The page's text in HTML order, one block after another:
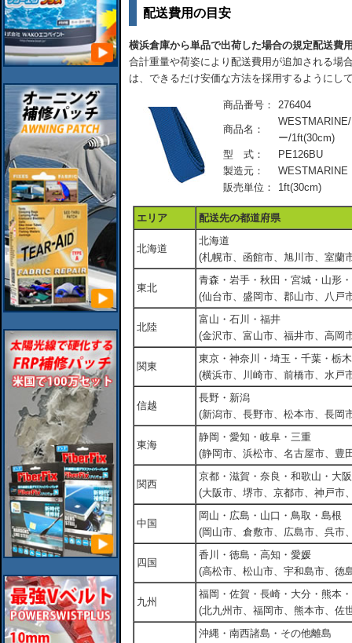
配送費用の目安
横浜倉庫から単品で出荷した場合の規定配送費
合計重量や荷姿により配送費用が追加される場
は、できるだけ安価な方法を採用するようにし
商品番号： 276404
商品名：
ー/1ft(30cm)
型 式：
PE126BU
製造元：
WESTMARINE
販売単位：
1ft(30cm)
エリア 配送先の都道府県
北海道
北海道
(札幌市、函館市、旭川市、室蘭
東北
青森・岩手・秋田・宮城・山形
(仙台市、盛岡市、郡山市、八戸
北陸
富山・石川・福井
(金沢市、富山市、福井市、高岡
関東
東京・神奈川・埼玉・千葉・栃
(横浜市、川崎市、前橋市、水戸
信越
長野・新潟
(新潟市、長野市、松本市、長岡
東海
静岡・愛知・岐阜・三重
(静岡市、浜松市、名古屋市、豊
関西
京都・滋賀・奈良・和歌山・大
(大阪市、堺市、京都市、神戸市
中国
岡山・広島・山口・鳥取・島根
(岡山市、倉敷市、広島市、呉市
四国
香川・徳島・高知・愛媛
(高松市、松山市、宇和島市、徳
九州
福岡・佐賀・長崎・大分・熊本
(北九州市、福岡市、熊本市、佐
沖縄・南西諸島・その他離島